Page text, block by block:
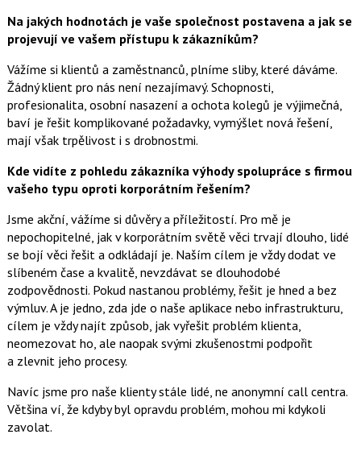
Na jakých hodnotách je vaše společnost postavena a jak se
projevují ve vašem přístupu k zákazníkům?
Vážíme si klientů a zaměstnanců, plníme sliby, které dáváme.
Žádný klient pro nás není nezajímavý. Schopnosti,
profesionalita, osobní nasazení a ochota kolegů je výjimečná,
baví je řešit komplikované požadavky, vymýšlet nová řešení,
mají však trpělivost i s drobnostmi.
Kde vidíte z pohledu zákazníka výhody spolupráce s firmou
vašeho typu oproti korporátním řešením?
Jsme akční, vážíme si důvěry a příležitostí. Pro mě je
nepochopitelné, jak v korporátním světě věci trvají dlouho, lidé
se bojí věci řešit a odkládají je. Naším cílem je vždy dodat ve
slíbeném čase a kvalitě, nevzdávat se dlouhodobé
zodpovědnosti. Pokud nastanou problémy, řešit je hned a bez
výmluv. A je jedno, zda jde o naše aplikace nebo infrastrukturu,
cílem je vždy najít způsob, jak vyřešit problém klienta,
neomezovat ho, ale naopak svými zkušenostmi podpořit
a zlevnit jeho procesy.
Navíc jsme pro naše klienty stále lidé, ne anonymní call centra.
Většina ví, že kdyby byl opravdu problém, mohou mi kdykoli
zavolat.